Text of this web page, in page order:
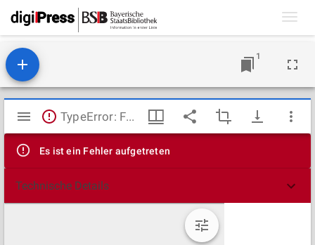
1
Mirador
Viewer
TypeError: Failed to fetch
Es ist ein Fehler aufgetreten
Technische Details